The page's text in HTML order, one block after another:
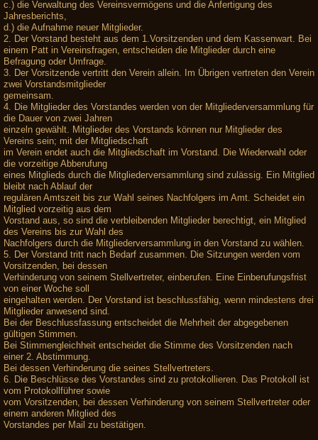
c.) die Verwaltung des Vereinsvermögens und die Anfertigung des
Jahresberichts,
d.) die Aufnahme neuer Mitglieder.
2. Der Vorstand besteht aus dem 1.Vorsitzenden und dem Kassenwart. Bei
einem Patt in Vereinsfragen, entscheiden die Mitglieder durch eine
Befragung oder Umfrage.
3. Der Vorsitzende vertritt den Verein allein. Im Übrigen vertreten den Verein
zwei Vorstandsmitglieder
gemeinsam.
4. Die Mitglieder des Vorstandes werden von der Mitgliederversammlung für
die Dauer von zwei Jahren
einzeln gewählt. Mitglieder des Vorstands können nur Mitglieder des
Vereins sein; mit der Mitgliedschaft
im Verein endet auch die Mitgliedschaft im Vorstand. Die Wiederwahl oder
die vorzeitige Abberufung
eines Mitglieds durch die Mitgliederversammlung sind zulässig. Ein Mitglied
bleibt nach Ablauf der
regulären Amtszeit bis zur Wahl seines Nachfolgers im Amt. Scheidet ein
Mitglied vorzeitig aus dem
Vorstand aus, so sind die verbleibenden Mitglieder berechtigt, ein Mitglied
des Vereins bis zur Wahl des
Nachfolgers durch die Mitgliederversammlung in den Vorstand zu wählen.
5. Der Vorstand tritt nach Bedarf zusammen. Die Sitzungen werden vom
Vorsitzenden, bei dessen
Verhinderung von seinem Stellvertreter, einberufen. Eine Einberufungsfrist
von einer Woche soll
eingehalten werden. Der Vorstand ist beschlussfähig, wenn mindestens drei
Mitglieder anwesend sind.
Bei der Beschlussfassung entscheidet die Mehrheit der abgegebenen
gültigen Stimmen.
Bei Stimmengleichheit entscheidet die Stimme des Vorsitzenden nach
einer 2. Abstimmung.
Bei dessen Verhinderung die seines Stellvertreters.
6. Die Beschlüsse des Vorstandes sind zu protokollieren. Das Protokoll ist
vom Protokollführer sowie
vom Vorsitzenden, bei dessen Verhinderung von seinem Stellvertreter oder
einem anderen Mitglied des
Vorstandes per Mail zu bestätigen.